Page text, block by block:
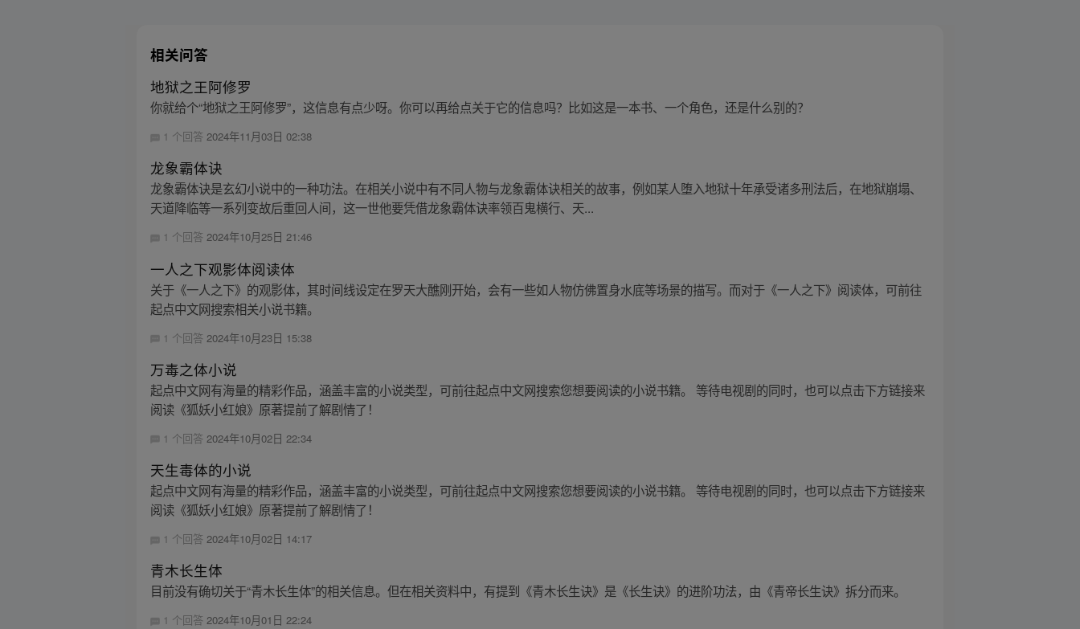
相关问答
地狱之王阿修罗
你就给个“地狱之王阿修罗”，这信息有点少呀。你可以再给点关于它的信息吗？比如这是一本书、一个角色，还是什么别的？
1 个回答2024年11月03日 02:38
龙象霸体诀
龙象霸体诀是玄幻小说中的一种功法。在相关小说中有不同人物与龙象霸体诀相关的故事，例如某人堕入地狱十年承受诸多刑法后，在地狱崩塌、
天道降临等一系列变故后重回人间，这一世他要凭借龙象霸体诀率领百鬼横行、天...
1 个回答2024年10月25日 21:46
一人之下观影体阅读体
关于《一人之下》的观影体，其时间线设定在罗天大醮刚开始，会有一些如人物仿佛置身水底等场景的描写。而对于《一人之下》阅读体，可前往
起点中文网搜索相关小说书籍。
1 个回答 2024年10月23日 15:38
万毒之体小说
起点中文网有海量的精彩作品，涵盖丰富的小说类型，可前往起点中文网搜索您想要阅读的小说书籍。 等待电视剧的同时，也可以点击下方链接来
阅读《狐妖小红娘》原著提前了解剧情了！
1 个回答 2024年10月02日 22:34
天生毒体的小说
起点中文网有海量的精彩作品，涵盖丰富的小说类型，可前往起点中文网搜索您想要阅读的小说书籍。 等待电视剧的同时，也可以点击下方链接来
阅读《狐妖小红娘》原著提前了解剧情了！
1 个回答2024年10月02日 14:17
青木长生体
目前没有确切关于“青木长生体”的相关信息。但在相关资料中，有提到《青木长生诀》是《长生诀》的进阶功法，由《青帝长生诀》拆分而来。
1 个回答2024年10月01日 22:24